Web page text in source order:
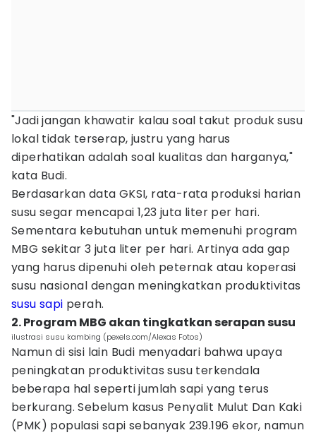
"Jadi jangan khawatir kalau soal takut produk susu
lokal tidak terserap, justru yang harus
diperhatikan adalah soal kualitas dan harganya,"
kata Budi.
Berdasarkan data GKSI, rata-rata produksi harian
susu segar mencapai 1,23 juta liter per hari.
Sementara kebutuhan untuk memenuhi program
MBG sekitar 3 juta liter per hari. Artinya ada gap
yang harus dipenuhi oleh peternak atau koperasi
susu nasional dengan meningkatkan produktivitas
susu sapi perah.
2. Program MBG akan tingkatkan serapan susu
ilustrasi susu kambing (pexels.com/Alexas Fotos)
Namun di sisi lain Budi menyadari bahwa upaya
peningkatan produktivitas susu terkendala
beberapa hal seperti jumlah sapi yang terus
berkurang. Sebelum kasus Penyalit Mulut Dan Kaki
(PMK) populasi sapi sebanyak 239.196 ekor, namun